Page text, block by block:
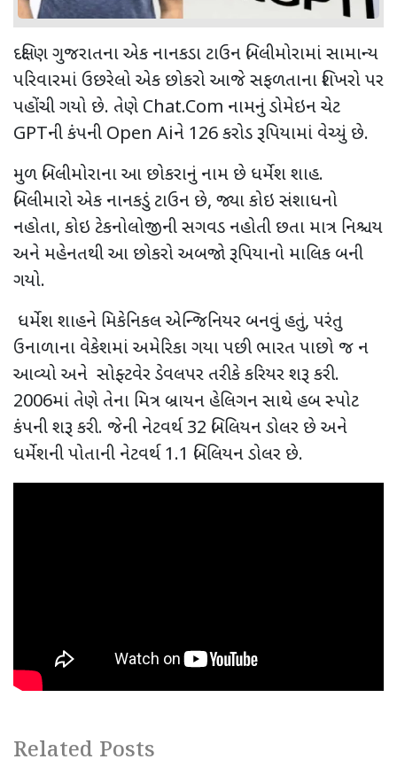
દક્ષિણ ગુજરાતના એક નાનકડા ટાઉન બિલીમોરામાં સામાન્ય
પરિવારમાં ઉછરેલો એક છોકરો આજે સફળતાના શિખરો પર
પહોંચી ગયો છે. તેણે Chat.Com નામનું ડોમેઇન ચેટ
GPTની કંપની Open Aiને 126 કરોડ રૂપિયામાં વેચ્યું છે.
મુળ બિલીમોરાના આ છોકરાનું નામ છે ધર્મેશ શાહ.
બિલીમારો એક નાનકડું ટાઉન છે, જ્યા કોઇ સંશાધનો
નહોતા, કોઇ ટેકનોલોજીની સગવડ નહોતી છતા માત્ર નિશ્ચય
અને મહેનતથી આ છોકરો અબજો રૂપિયાનો માલિક બની
ગયો.
ધર્મેશ શાહને મિકેનિકલ એન્જિનિયર બનવું હતું, પરંતુ
ઉનાળાના વેકેશમાં અમેરિકા ગયા પછી ભારત પાછો જ ન
આવ્યો અને સોફ્ટવેર ડેવલપર તરીકે કરિયર શરૂ કરી.
2006માં તેણે તેના મિત્ર બ્રાયન હેલિગન સાથે હબ સ્પોટ
કંપની શરૂ કરી. જેની નેટવર્થ 32 બિલિયન ડોલર છે અને
ધર્મેશની પોતાની નેટવર્થ 1.1 બિલિયન ડોલર છે.
Related Posts